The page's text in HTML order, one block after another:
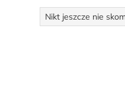
Nikt jeszcze nie